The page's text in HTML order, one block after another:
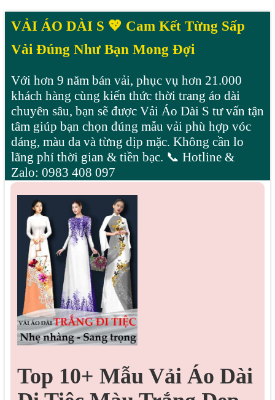
VẢI ÁO DÀI S 💖 Cam Kết Từng Sấp
Vải Đúng Như Bạn Mong Đợi
Với hơn 9 năm bán vải, phục vụ hơn 21.000
khách hàng cùng kiến thức thời trang áo dài
chuyên sâu, bạn sẽ được Vải Áo Dài S tư vấn tận
tâm giúp bạn chọn đúng mẫu vải phù hợp vóc
dáng, màu da và từng dịp mặc. Không cần lo
lãng phí thời gian & tiền bạc. 📞 Hotline &
Zalo: 0983 408 097
Top 10+ Mẫu Vải Áo Dài